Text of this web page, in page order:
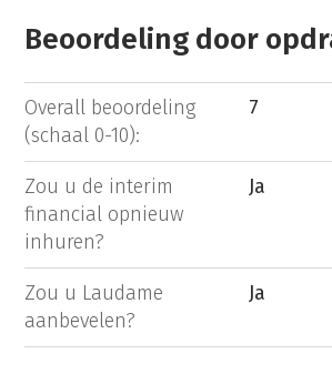
Beoordeling door
Overall beoordeling
(schaal 0-10):
7
Zou u de interim
financial opnieuw
inhuren?
Ja
Zou u Laudame
aanbevelen?
Ja